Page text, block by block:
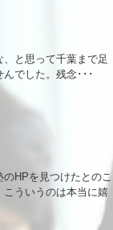
と思って千葉まで足
でした。残念･･･
HPを見つけたとのこ
こういうのは本当に嬉